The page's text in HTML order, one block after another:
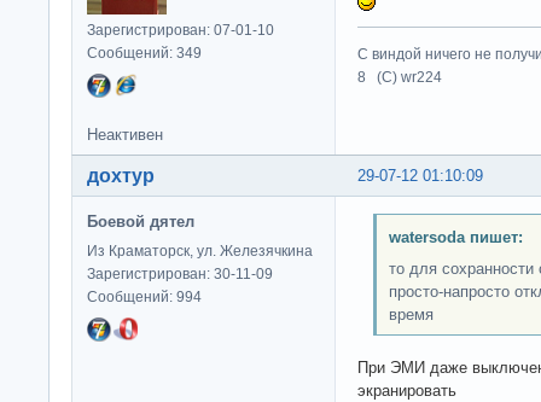
Зарегистрирован: 07-01-10
Сообщений: 349
С виндой ничего не
8 (C) wr224
Неактивен
29-07-12 01:10:09
дохтур
Боевой дятел
Из Краматорск, ул. Железячкина
Зарегистрирован: 30-11-09
Сообщений: 994
watersoda пишет:
то для сохранности
просто-напросто
время
При ЭМИ даже
экранировать